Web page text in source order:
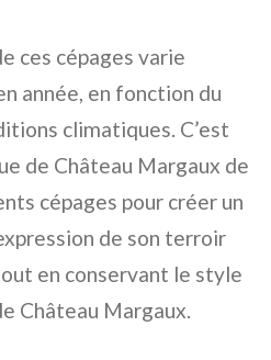
ces cépages varie
année, en fonction du
climatiques. C’est
de Château Margaux de
cépages pour créer un
de son terroir
en conservant le style
Château Margaux.